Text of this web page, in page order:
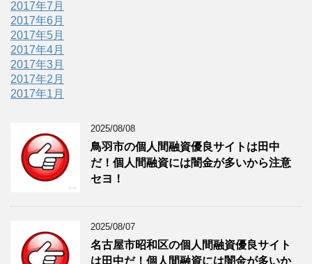
2017年7月
2017年6月
2017年5月
2017年4月
2017年3月
2017年2月
2017年1月
2025/08/08
鳥羽市の個人間融資優良サイトは田中
だ！個人間融資には闇金が多いから注意
セヨ！
2025/08/07
名古屋市昭和区の個人間融資優良サイト
は田中だ！個人間融資には闇金が多いか